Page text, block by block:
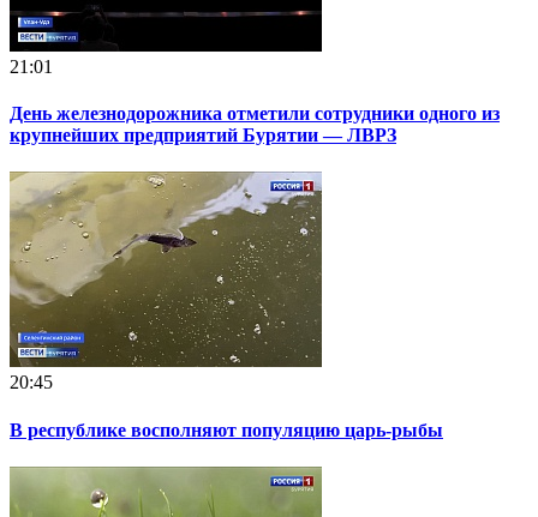
21:01
День железнодорожника отметили сотрудники одного из
крупнейших предприятий Бурятии — ЛВРЗ
20:45
В республике восполняют популяцию царь-рыбы